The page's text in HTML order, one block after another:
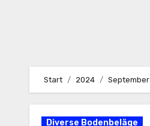
Start 2024 September
Diverse Bodenbeläge